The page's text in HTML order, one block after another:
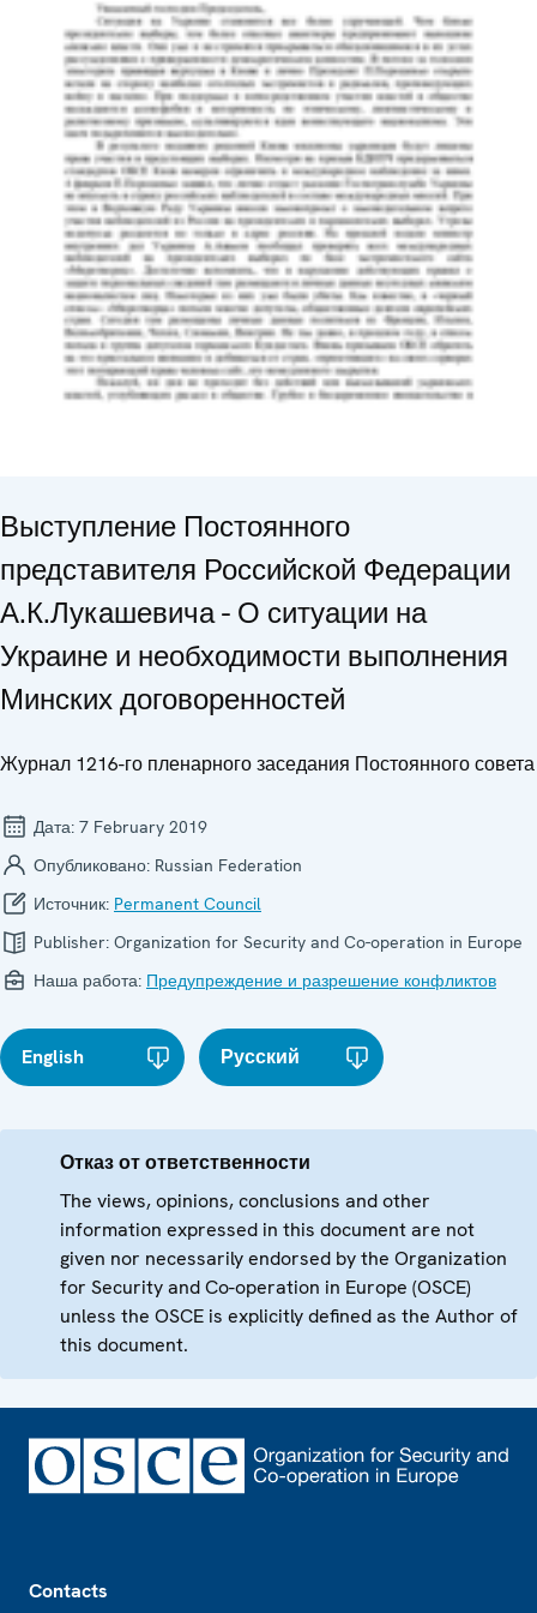
Выступление Постоянного
представителя Российской Федерации
А.К.Лукашевича - О ситуации на
Украине и необходимости выполнения
Минских договоренностей
Журнал 1216-го пленарного заседания Постоянного совета
Дата: 7 February 2019
Опубликовано: Russian Federation
Источник: Permanent Council
Publisher: Organization for Security and Co-operation in Europe
Наша работа: Предупреждение и разрешение конфликтов
English Русский
Отказ от ответственности
The views, opinions, conclusions and other
information expressed in this document are not
given nor necessarily endorsed by the Organization
for Security and Co-operation in Europe (OSCE)
unless the OSCE is explicitly defined as the Author of
this document.
Contacts